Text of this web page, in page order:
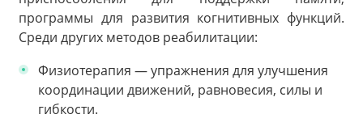
программы для развития когнитивных функций.
Среди других методов реабилитации:
Физиотерапия — упражнения для улучшения
координации движений, равновесия, силы и
гибкости.